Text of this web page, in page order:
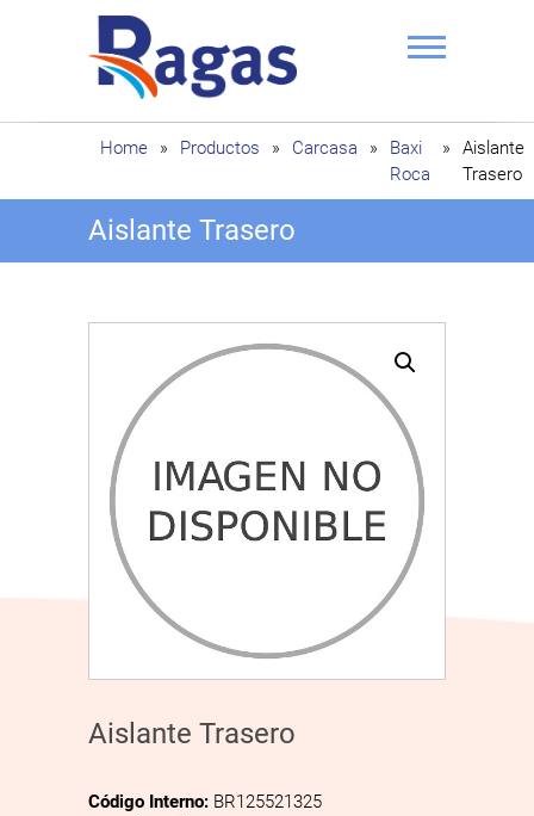
Ragas
Home » Productos » Carcasa »
Baxi
Roca
»
Aislante
Trasero
Aislante Trasero
Aislante Trasero
Código Interno: BR125521325